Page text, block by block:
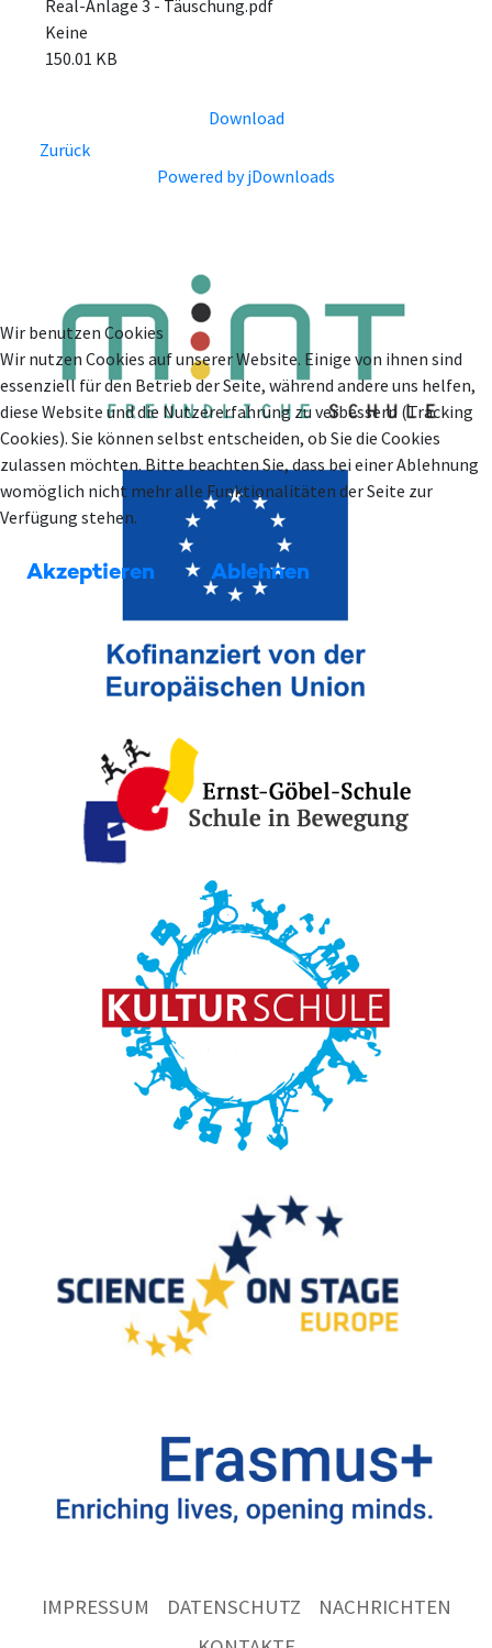
Real-Anlage 3 - Täuschung.pdf
Keine
150.01 KB
Download
Zurück
Powered by jDownloads
IMPRESSUM DATENSCHUTZ
NACHRICHTEN
Wir benutzen Cookies
Wir nutzen Cookies auf unserer Website. Einige von ihnen sind
essenziell für den Betrieb der Seite, während andere uns helfen,
diese Website und die Nutzererfahrung zu verbessern (Tracking
Cookies). Sie können selbst entscheiden, ob Sie die Cookies
zulassen möchten. Bitte beachten Sie, dass bei einer Ablehnung
womöglich nicht mehr alle Funktionalitäten der Seite zur
Verfügung stehen.
Akzeptieren Ablehnen